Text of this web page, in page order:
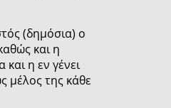
(δημόσια) ο
και η
και η εν γένει
μέλος της κάθε